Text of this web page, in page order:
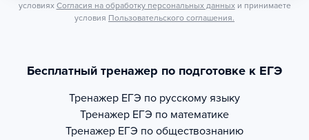
условиях Согласия на обработку персональных данных и принимаете
условия Пользовательского соглашения.
Бесплатный тренажер по подготовке к ЕГЭ
Тренажер ЕГЭ по русскому языку
Тренажер ЕГЭ по математике
Тренажер ЕГЭ по обществознанию